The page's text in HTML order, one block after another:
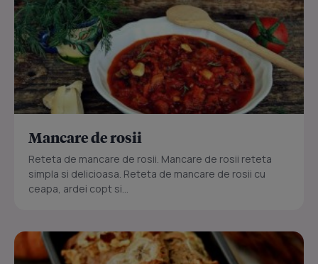
Mancare de rosii
Reteta de mancare de rosii. Mancare de rosii reteta
simpla si delicioasa. Reteta de mancare de rosii cu
ceapa, ardei copt si...